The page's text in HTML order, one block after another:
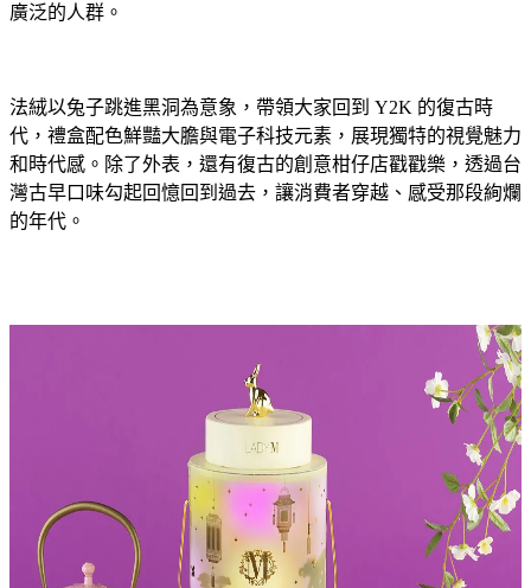
廣泛的人群。
法絨以兔子跳進黑洞為意象，帶領大家回到 Y2K 的復古時
代，禮盒配色鮮豔大膽與電子科技元素，展現獨特的視覺魅力
和時代感。除了外表，還有復古的創意柑仔店戳戳樂，透過台
灣古早口味勾起回憶回到過去，讓消費者穿越、感受那段絢爛
的年代。